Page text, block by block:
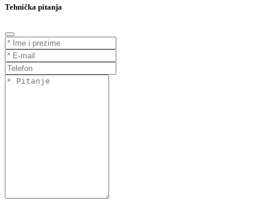
Tehnička pitanja